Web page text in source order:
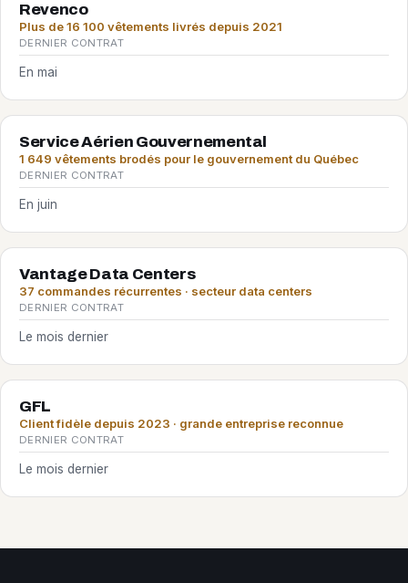
Revenco
Plus de 16 100 vêtements livrés depuis 2021
DERNIER CONTRAT
En mai
Service Aérien Gouvernemental
1 649 vêtements brodés pour le gouvernement du Québec
DERNIER CONTRAT
En juin
Vantage Data Centers
37 commandes récurrentes · secteur data centers
DERNIER CONTRAT
Le mois dernier
GFL
Client fidèle depuis 2023 · grande entreprise reconnue
DERNIER CONTRAT
Le mois dernier